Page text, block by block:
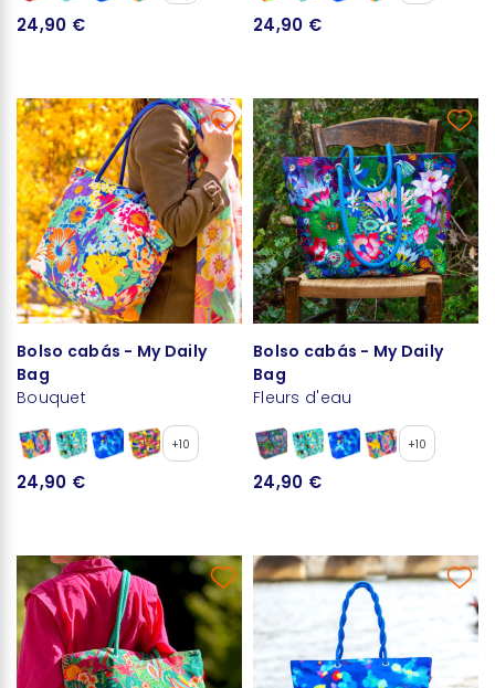
24,90 € 24,90 €
Bolso cabás - My Daily
Bag
Bouquet
+10
24,90 €
Bolso cabás - My Daily
Bag
Fleurs d'eau
+10
24,90 €